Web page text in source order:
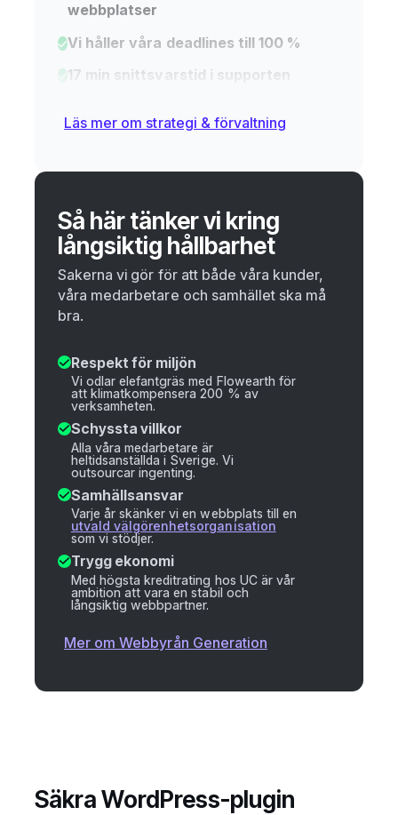
webbplatser
Vi håller våra deadlines till 100 %
17 min snittsvarstid i supporten
Läs mer om strategi & förvaltning
Så här tänker vi kring
långsiktig hållbarhet
Sakerna vi gör för att både våra kunder,
våra medarbetare och samhället ska må
bra.
Respekt för miljön
Vi odlar elefantgräs med Flowearth för
att klimatkompensera 200 % av
verksamheten.
Schyssta villkor
Alla våra medarbetare är
heltidsanställda i Sverige. Vi
outsourcar ingenting.
Samhällsansvar
Varje år skänker vi en webbplats till en
utvald välgörenhetsorganisation
som vi stödjer.
Trygg ekonomi
Med högsta kreditrating hos UC är vår
ambition att vara en stabil och
långsiktig webbpartner.
Mer om Webbyrån Generation
Säkra WordPress-plugin